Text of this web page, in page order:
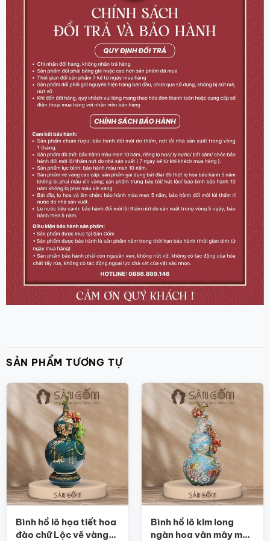
SẢN PHẨM TƯƠNG TỰ
Bình hồ lô họa tiết hoa
đào chữ Lộc vẽ vàng
Bình hồ lô kim long
ngàn hoa vân mây men